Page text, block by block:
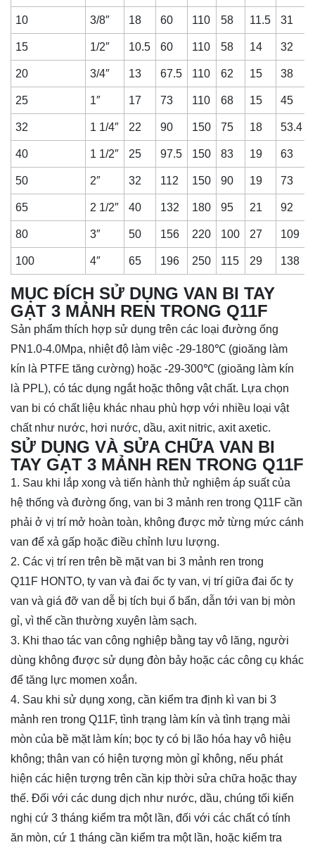
10 3/8″ 18 60 110 58 11.5 31
15 1/2″ 10.5 60 110 58 14 32
20 3/4″ 13 67.5 110 62 15 38
25 1″ 17 73 110 68 15 45
32 1 1/4″ 22 90 150 75 18 53.4
40 1 1/2″ 25 97.5 150 83 19 63
50 2″ 32 112 150 90 19 73
65 2 1/2″ 40 132 180 95 21 92
80 3″ 50 156 220 100 27 109
100 4″ 65 196 250 115 29 138
MỤC ĐÍCH SỬ DỤNG VAN BI TAY
GẠT 3 MẢNH REN TRONG Q11F
Sản phẩm thích hợp sử dụng trên các loại đường ống
PN1.0-4.0Mpa, nhiệt độ làm việc -29-180℃ (gioăng làm
kín là PTFE tăng cường) hoặc -29-300℃ (gioăng làm kín
là PPL), có tác dụng ngắt hoặc thông vật chất. Lựa chọn
van bi có chất liệu khác nhau phù hợp với nhiều loại vật
chất như nước, hơi nước, dầu, axit nitric, axit axetic.
SỬ DỤNG VÀ SỬA CHỮA VAN BI
TAY GẠT 3 MẢNH REN TRONG Q11F
1. Sau khi lắp xong và tiến hành thử nghiệm áp suất của
hệ thống và đường ống, van bi 3 mảnh ren trong Q11F cần
phải ở vị trí mở hoàn toàn, không được mở từng mức cánh
van để xả gấp hoặc điều chỉnh lưu lượng.
2. Các vị trí ren trên bề mặt van bi 3 mảnh ren trong
Q11F HONTO, ty van và đai ốc ty van, vị trí giữa đai ốc ty
van và giá đỡ van dễ bị tích bụi ố bẩn, dẫn tới van bị mòn
gỉ, vì thế cần thường xuyên làm sạch.
3. Khi thao tác van công nghiệp bằng tay vô lăng, người
dùng không được sử dụng đòn bảy hoặc các công cụ khác
để tăng lực momen xoắn.
4. Sau khi sử dụng xong, cần kiểm tra định kì van bi 3
mảnh ren trong Q11F, tình trạng làm kín và tình trạng mài
mòn của bề mặt làm kín; bọc ty có bị lão hóa hay vô hiệu
không; thân van có hiện tượng mòn gỉ không, nếu phát
hiện các hiện tượng trên cần kịp thời sửa chữa hoặc thay
thế. Đối với các dung dịch như nước, dầu, chúng tối kiến
nghị cứ 3 tháng kiểm tra một lần, đối với các chất có tính
ăn mòn, cứ 1 tháng cần kiểm tra một lần, hoặc kiểm tra